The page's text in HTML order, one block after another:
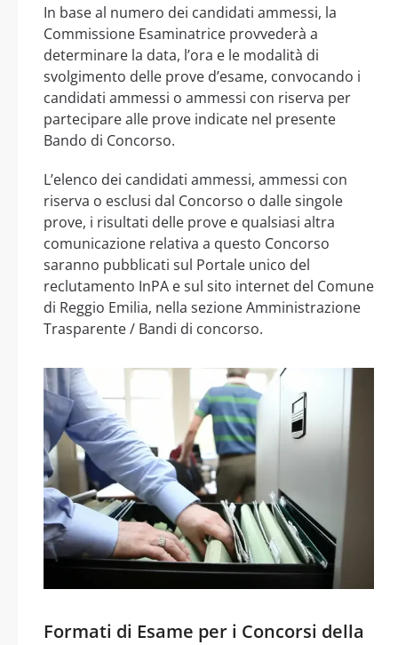
In base al numero dei candidati ammessi, la
Commissione Esaminatrice provvederà a
determinare la data, l’ora e le modalità di
svolgimento delle prove d’esame, convocando i
candidati ammessi o ammessi con riserva per
partecipare alle prove indicate nel presente
Bando di Concorso.
L’elenco dei candidati ammessi, ammessi con
riserva o esclusi dal Concorso o dalle singole
prove, i risultati delle prove e qualsiasi altra
comunicazione relativa a questo Concorso
saranno pubblicati sul Portale unico del
reclutamento InPA e sul sito internet del Comune
di Reggio Emilia, nella sezione Amministrazione
Trasparente / Bandi di concorso.
Formati di Esame per i Concorsi della